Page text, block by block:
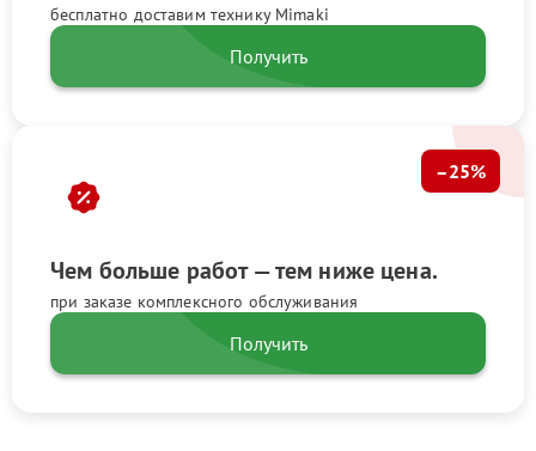
бесплатно доставим технику Mimaki
Получить
Чем больше работ — тем ниже цена.
при заказе комплексного обслуживания
–25%
Получить